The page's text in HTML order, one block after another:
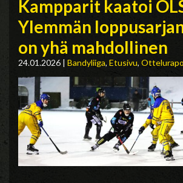
Kampparit kaatoi
Ylemmän
on yhä mahdollinen
24.01.2026 | Bandyliiga, Etusivu,